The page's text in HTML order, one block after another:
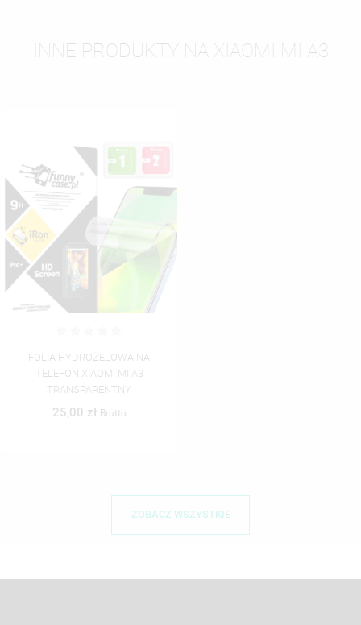
INNE PRODUKTY NA XIAOMI MI A3
FOLIA HYDROŻELOWA NA
TELEFON XIAOMI MI A3
TRANSPARENTNY
25,00 zł Brutto
ZOBACZ WSZYSTKIE